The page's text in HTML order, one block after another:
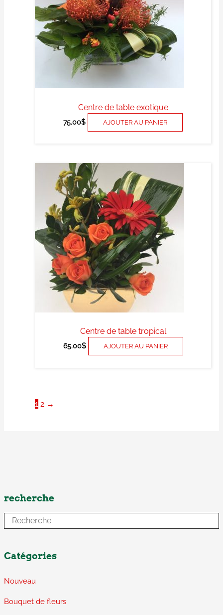
recherche
Catégories
Nouveau
Bouquet de fleurs
Centre de table exotique
75.00$ AJOUTER AU PANIER
Centre de table tropical
65.00$ AJOUTER AU PANIER
1 2 →